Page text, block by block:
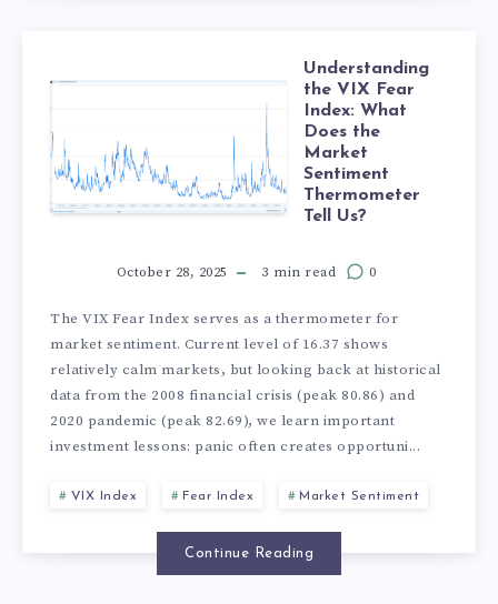
Understanding
the VIX Fear
Index: What
Does the
Market
Sentiment
Thermometer
Tell Us?
October 28, 2025 3 min read 0
The VIX Fear Index serves as a thermometer for
market sentiment. Current level of 16.37 shows
relatively calm markets, but looking back at historical
data from the 2008 financial crisis (peak 80.86) and
2020 pandemic (peak 82.69), we learn important
investment lessons: panic often creates opportuni...
VIX Index Fear Index Market Sentiment
Continue Reading